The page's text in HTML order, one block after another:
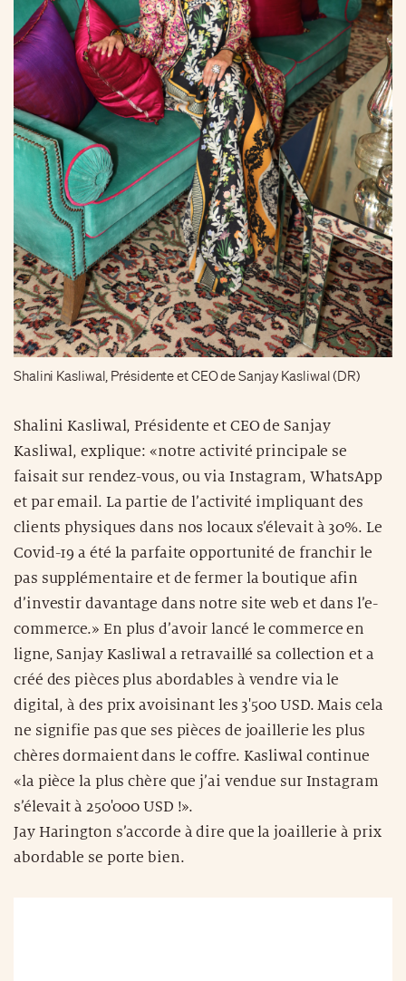
Shalini Kasliwal, Présidente et CEO de Sanjay Kasliwal (DR)
Shalini Kasliwal, Présidente et CEO de Sanjay
Kasliwal, explique: «notre activité principale se
faisait sur rendez-vous, ou via Instagram, WhatsApp
et par email. La partie de l’activité impliquant des
clients physiques dans nos locaux s’élevait à 30%. Le
Covid-19 a été la parfaite opportunité de franchir le
pas supplémentaire et de fermer la boutique afin
d’investir davantage dans notre site web et dans l’e-
commerce.» En plus d’avoir lancé le commerce en
ligne, Sanjay Kasliwal a retravaillé sa collection et a
créé des pièces plus abordables à vendre via le
digital, à des prix avoisinant les 3'500 USD. Mais cela
ne signifie pas que ses pièces de joaillerie les plus
chères dormaient dans le coffre. Kasliwal continue
«la pièce la plus chère que j’ai vendue sur Instagram
s’élevait à 250'000 USD !».
Jay Harington s’accorde à dire que la joaillerie à prix
abordable se porte bien.